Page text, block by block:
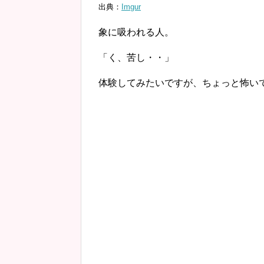
出典： Imgur
象に吸われる人。
「く、苦し・・」
体験してみたいですが、ちょっと怖い